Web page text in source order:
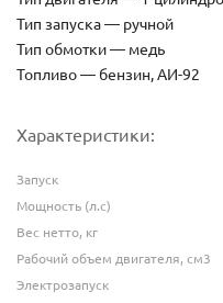
Тип запуска — ручной
Тип обмотки — медь
Топливо — бензин, АИ-92
Характеристики:
Запуск
Мощность (л.с)
Вес нетто, кг
Рабочий объем двигателя, см3
Электрозапуск